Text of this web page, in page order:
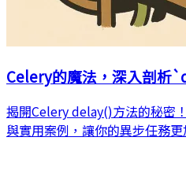
Celery的魔法，深入剖析
揭開Celery delay()方法的秘密
與實用案例，讓你的異步任務更